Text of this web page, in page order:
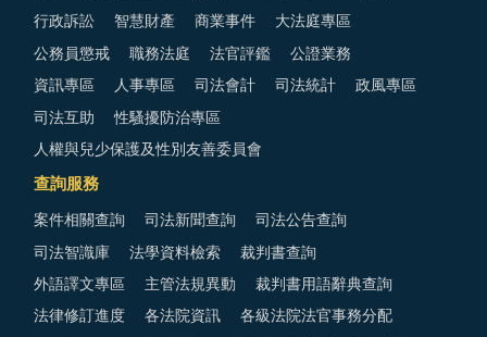
行政訴訟 智慧財產 商業事件 大法庭專區
公務員懲戒 職務法庭 法官評鑑 公證業務
資訊專區 人事專區 司法會計 司法統計 政風專區
司法互助 性騷擾防治專區
人權與兒少保護及性別友善委員會
查詢服務
案件相關查詢 司法新聞查詢 司法公告查詢
司法智識庫 法學資料檢索 裁判書查詢
外語譯文專區 主管法規異動 裁判書用語辭典查詢
法律修訂進度 各法院資訊 各級法院法官事務分配